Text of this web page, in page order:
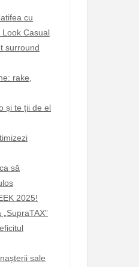
cu
Casual
surround
rake,
și te ții de el
să
2025!
sale